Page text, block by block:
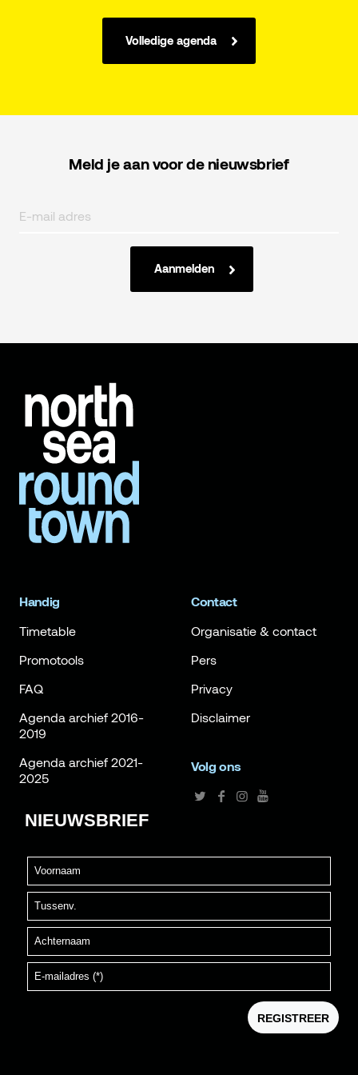
Volledige agenda
Meld je aan voor de nieuwsbrief
Aanmelden
Handig
Timetable
Promotools
FAQ
Agenda archief 2016-
2019
Agenda archief 2021-
2025
Contact
Organisatie & contact
Pers
Privacy
Disclaimer
Volg ons